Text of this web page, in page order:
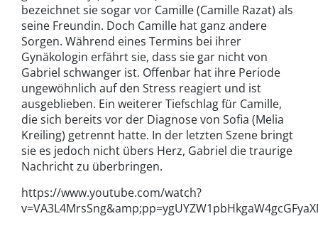
bezeichnet sie sogar vor Camille (Camille Razat) als
seine Freundin. Doch Camille hat ganz andere
Sorgen. Während eines Termins bei ihrer
Gynäkologin erfährt sie, dass sie gar nicht von
Gabriel schwanger ist. Offenbar hat ihre Periode
ungewöhnlich auf den Stress reagiert und ist
ausgeblieben. Ein weiterer Tiefschlag für Camille,
die sich bereits vor der Diagnose von Sofia (Melia
Kreiling) getrennt hatte. In der letzten Szene bringt
sie es jedoch nicht übers Herz, Gabriel die traurige
Nachricht zu überbringen.
https://www.youtube.com/watch?